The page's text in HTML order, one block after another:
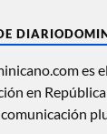
es
en